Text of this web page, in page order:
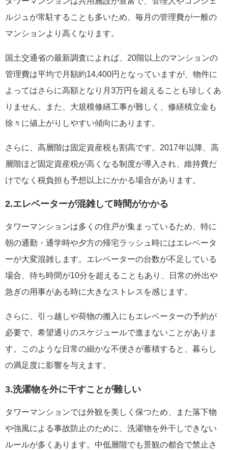
ルジュが常駐することも多いため、毎月の管理費が一般の
マンションより高くなります。
国土交通省の最新調査によれば、20階以上のマンションの
管理費は平均で月額約14,400円となっていますが、物件に
よってはさらに高額となり月3万円を超えることも珍しくあ
りません。また、大規模修繕工事が難しく、修繕積立金も
徐々に値上がりしやすい傾向にあります。
さらに、高層階は固定資産税も割高です。2017年以降、高
層階ほど固定資産税が高くなる制度が導入され、維持費だ
けでなく税負担も予想以上にかかる場合があります。
2.エレベーターが混雑して時間がかかる
タワーマンションは多くの住戸が集まっているため、特に
朝の通勤・通学時や夕方の帰宅ラッシュ時にはエレベータ
ーが大変混雑します。エレベーターの台数が不足している
場合、待ち時間が10分を超えることもあり、日常の外出や
急ぎの用事がある時に大きなストレスを感じます。
さらに、引っ越しや荷物の搬入にもエレベーターの予約が
必要で、希望通りのスケジュールで進まないことがありま
す。このような日常の細かな不便さが蓄積すると、暮らし
の満足度に影響を与えます。
3.洗濯物を外に干すことが難しい
タワーマンションでは外観を美しく保つため、また落下物
や強風による事故防止のために、洗濯物を外干しできない
ルールが多くあります。中低層階でも景観の都合で禁止さ